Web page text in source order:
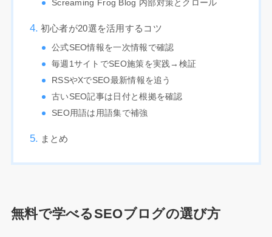
Screaming Frog Blog 内部対策とクロール
初心者が20選を活用するコツ
公式SEO情報を一次情報で確認
毎週1サイトでSEO施策を実践→検証
RSSやXでSEO最新情報を追う
古いSEO記事は日付と根拠を確認
SEO用語は用語集で補強
まとめ
無料で学べるSEOブログの選び方